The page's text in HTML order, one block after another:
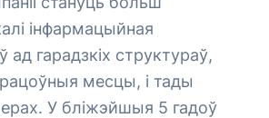
інфармацыйная
гарадзкіх структураў,
месцы, і тады
У бліжэйшыя 5 гадоў